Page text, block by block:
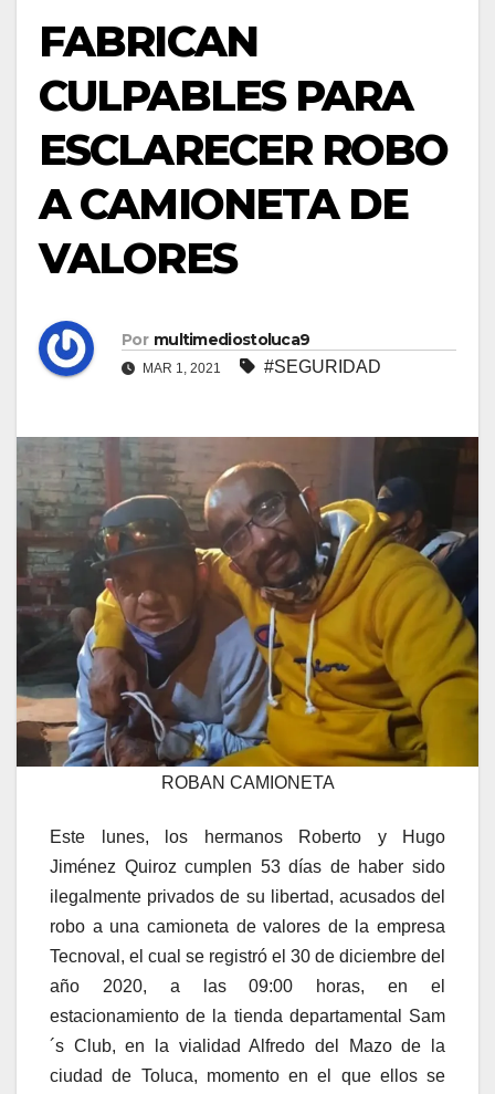
FABRICAN
CULPABLES PARA
ESCLARECER ROBO
A CAMIONETA DE
VALORES
Por multimediostoluca9
MAR 1, 2021 #SEGURIDAD
ROBAN CAMIONETA
Este lunes, los hermanos Roberto y Hugo
Jiménez Quiroz cumplen 53 días de haber sido
ilegalmente privados de su libertad, acusados del
robo a una camioneta de valores de la empresa
Tecnoval, el cual se registró el 30 de diciembre del
año 2020, a las 09:00 horas, en el
estacionamiento de la tienda departamental Sam
´s Club, en la vialidad Alfredo del Mazo de la
ciudad de Toluca, momento en el que ellos se